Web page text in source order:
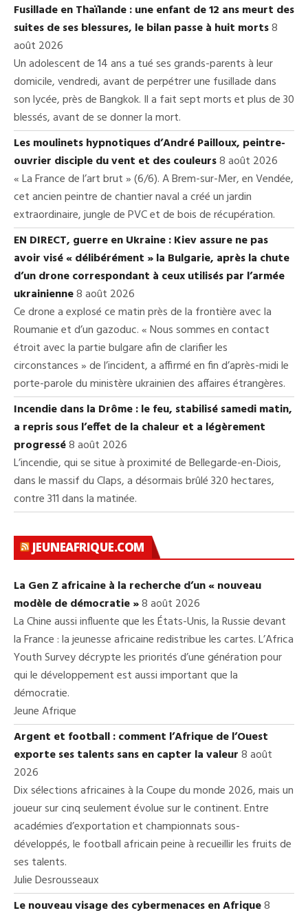
Fusillade en Thaïlande : une enfant de 12 ans meurt des
suites de ses blessures, le bilan passe à huit morts8
août 2026
Un adolescent de 14 ans a tué ses grands-parents à leur
domicile, vendredi, avant de perpétrer une fusillade dans
son lycée, près de Bangkok. Il a fait sept morts et plus de 30
blessés, avant de se donner la mort.
Les moulinets hypnotiques d’André Pailloux, peintre-
ouvrier disciple du vent et des couleurs8 août 2026
« La France de l’art brut » (6/6). A Brem-sur-Mer, en Vendée,
cet ancien peintre de chantier naval a créé un jardin
extraordinaire, jungle de PVC et de bois de récupération.
EN DIRECT, guerre en Ukraine : Kiev assure ne pas
avoir visé « délibérément » la Bulgarie, après la chute
d’un drone correspondant à ceux utilisés par l’armée
ukrainienne8 août 2026
Ce drone a explosé ce matin près de la frontière avec la
Roumanie et d’un gazoduc. « Nous sommes en contact
étroit avec la partie bulgare afin de clarifier les
circonstances » de l’incident, a affirmé en fin d’après-midi le
porte-parole du ministère ukrainien des affaires étrangères.
Incendie dans la Drôme : le feu, stabilisé samedi matin,
a repris sous l’effet de la chaleur et a légèrement
progressé8 août 2026
L’incendie, qui se situe à proximité de Bellegarde-en-Diois,
dans le massif du Claps, a désormais brûlé 320 hectares,
contre 311 dans la matinée.
JEUNEAFRIQUE.COM
La Gen Z africaine à la recherche d’un « nouveau
modèle de démocratie »8 août 2026
La Chine aussi influente que les États-Unis, la Russie devant
la France : la jeunesse africaine redistribue les cartes. L’Africa
Youth Survey décrypte les priorités d’une génération pour
qui le développement est aussi important que la
démocratie.
Jeune Afrique
Argent et football : comment l’Afrique de l’Ouest
exporte ses talents sans en capter la valeur8 août
2026
Dix sélections africaines à la Coupe du monde 2026, mais un
joueur sur cinq seulement évolue sur le continent. Entre
académies d’exportation et championnats sous-
développés, le football africain peine à recueillir les fruits de
ses talents.
Julie Desrousseaux
Le nouveau visage des cybermenaces en Afrique8